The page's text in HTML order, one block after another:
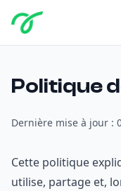
Politique
Dernière mise à jour :
Cette politique
utilise, partage et,